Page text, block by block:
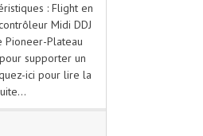
: Flight en
Midi DDJ
Pioneer-Plateau
supporter un
ici pour lire la